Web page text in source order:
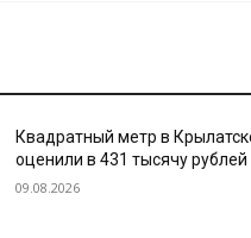
Квадратный метр в
оценили в 431 тысячу рублей
09.08.2026